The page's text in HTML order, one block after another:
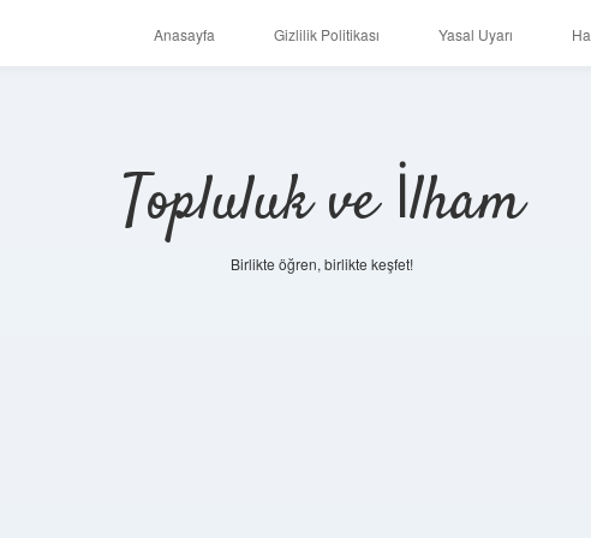
Anasayfa Gizlilik Politikası Yasal Uyarı
Topluluk ve İlham
Birlikte öğren, birlikte keşfet!